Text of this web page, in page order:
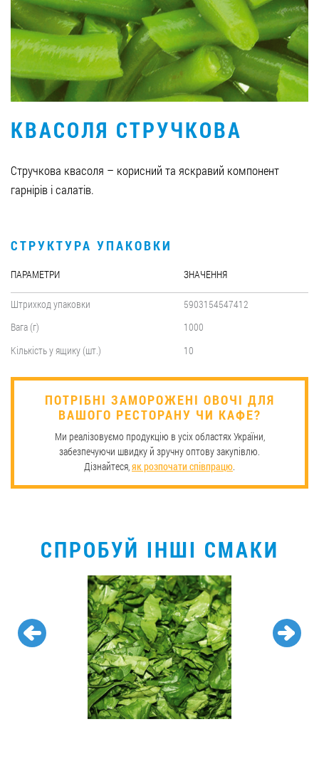
Вакансії
ЗАМОВИТИ ПРОДУКЦІЮ «РУДЬ»:
СТАТИ ПАРТНЕРОМ
0412 48 28 17
КВАСОЛЯ СТРУЧКОВА
Стручкова квасоля – корисний та яскравий компонент
гарнірів і салатів.
СТРУКТУРА УПАКОВКИ
ПАРАМЕТРИ ЗНАЧЕННЯ
Штрихкод упаковки
5903154547412
Вага (г)
1000
Кількість у ящику (шт.)
10
​ПОТРІБНІ ЗАМОРОЖЕНІ ОВОЧІ ДЛЯ
ВАШОГО РЕСТОРАНУ ЧИ КАФЕ?
Ми реалізовуємо продукцію в усіх областях України,
забезпечуючи швидку й зручну оптову закупівлю.
Дізнайтеся, як розпочати співпрацю.
СПРОБУЙ ІНШІ СМАКИ